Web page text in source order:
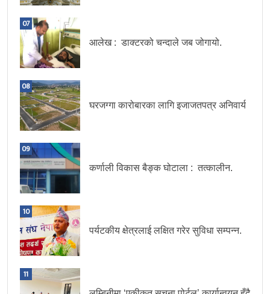
07
आलेख : डाक्टरको चन्दाले जब जोगायो.
08
घरजग्गा कारोबारका लागि इजाजतपत्र अनिवार्य
09
कर्णाली विकास बैङ्क घोटाला : तत्कालीन.
10
पर्यटकीय क्षेत्रलाई लक्षित गरेर सुविधा सम्पन्न.
11